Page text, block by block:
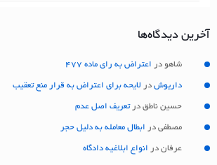
آخرین دیدگاه‌ها
شاهو در اعتراض به رای ماده 477
داریوش در لایحه برای اعتراض به قرار منع تعقیب
حسین ناطق درتعریف اصل عدم
مصطفی در ابطال معامله به دلیل حجر
عرفان در انواع ابلاغیه دادگاه